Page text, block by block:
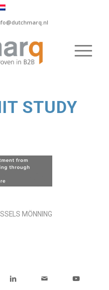
STUDY
MÖNNING